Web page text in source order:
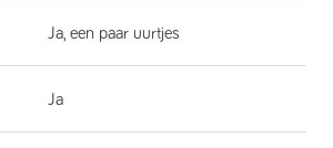
Ja, een paar uurtjes
Ja